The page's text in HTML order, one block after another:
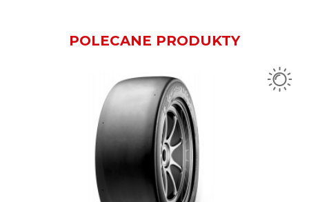
POLECANE PRODUKTY